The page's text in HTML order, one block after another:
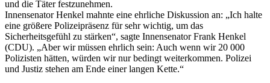
und die Täter festzunehmen.
Innensenator Henkel mahnte eine ehrliche Diskussion an: „Ich halte
eine größere Polizeipräsenz für sehr wichtig, um das
Sicherheitsgefühl zu stärken“, sagte Innensenator Frank Henkel
(CDU). „Aber wir müssen ehrlich sein: Auch wenn wir 20 000
Polizisten hätten, würden wir nur bedingt weiterkommen. Polizei
und Justiz stehen am Ende einer langen Kette.“